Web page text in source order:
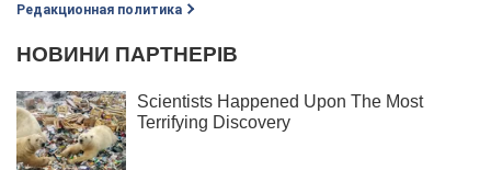
Редакционная политика